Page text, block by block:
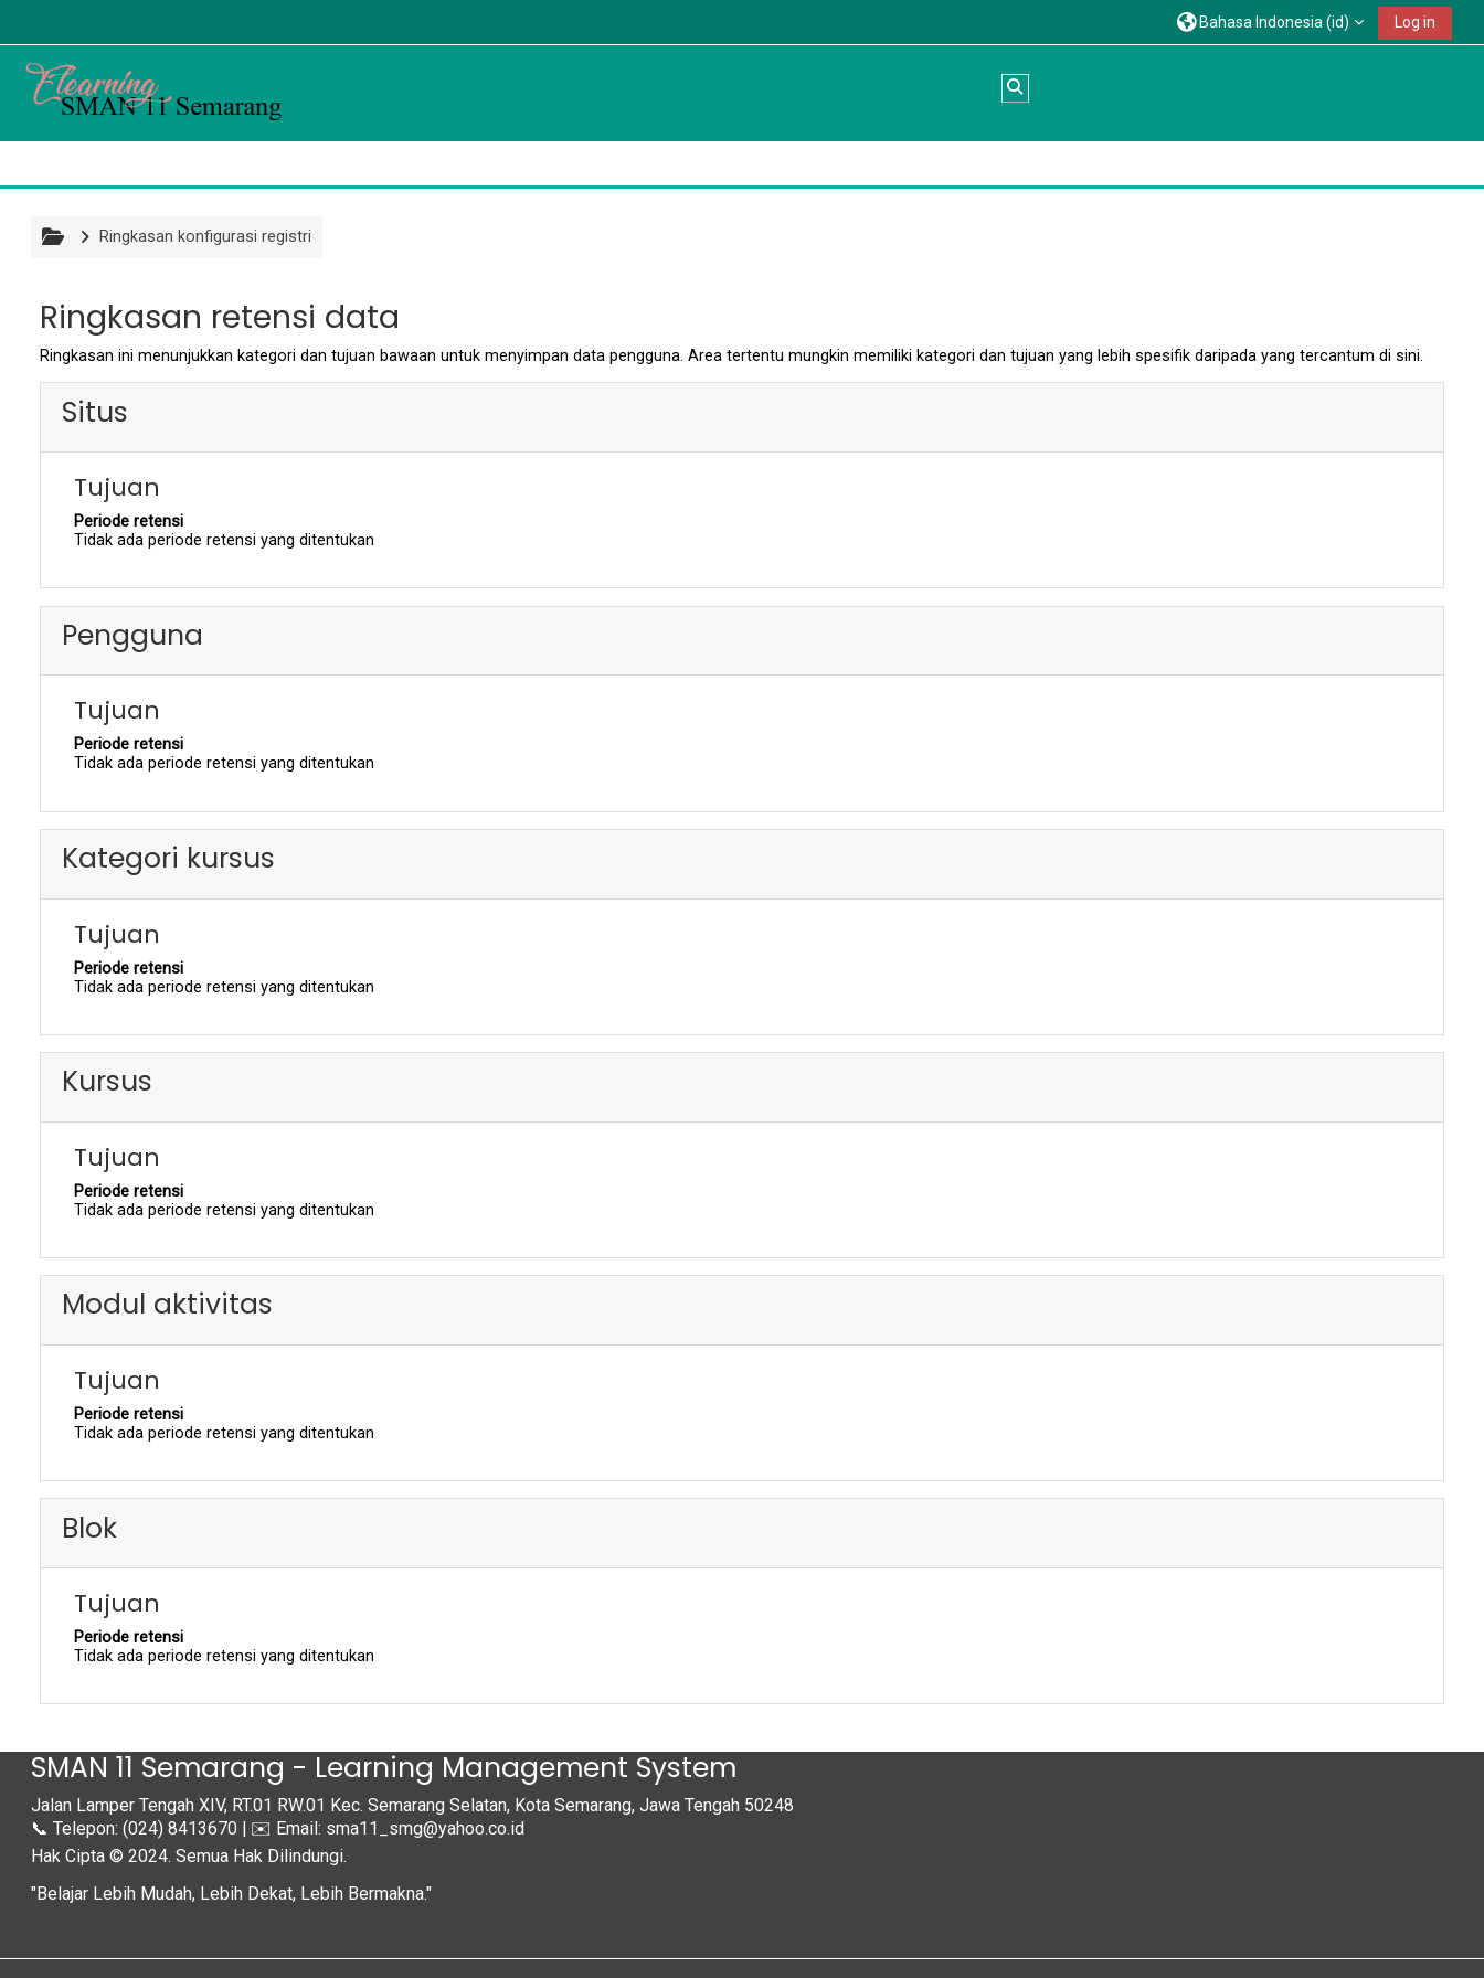
Bahasa Indonesia ‎(id)‎ Log in
Ringkasan konfigurasi registri
Ringkasan retensi data
Ringkasan ini menunjukkan kategori dan tujuan bawaan untuk menyimpan data pengguna. Area tertentu mungkin memiliki kategori dan tujuan yang lebih spesifik daripada yang tercantum di sini.
Situs
Tujuan
Periode retensi
Tidak ada periode retensi yang ditentukan
Pengguna
Tujuan
Periode retensi
Tidak ada periode retensi yang ditentukan
Kategori kursus
Tujuan
Periode retensi
Tidak ada periode retensi yang ditentukan
Kursus
Tujuan
Periode retensi
Tidak ada periode retensi yang ditentukan
Modul aktivitas
Tujuan
Periode retensi
Tidak ada periode retensi yang ditentukan
Blok
Tujuan
Periode retensi
Tidak ada periode retensi yang ditentukan
SMAN 11 Semarang - Learning Management System
Jalan Lamper Tengah XIV, RT.01 RW.01 Kec. Semarang Selatan, Kota Semarang, Jawa Tengah 50248
📞 Telepon: (024) 8413670 | ✉️ Email: sma11_smg@yahoo.co.id
Hak Cipta © 2024. Semua Hak Dilindungi.
"Belajar Lebih Mudah, Lebih Dekat, Lebih Bermakna."